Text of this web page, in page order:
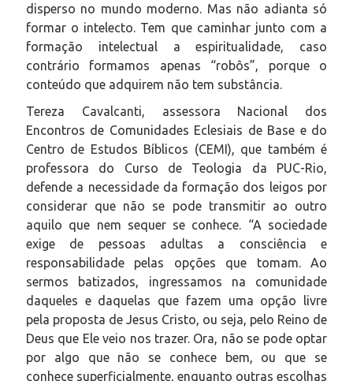
disperso no mundo moderno. Mas não adianta só
formar o intelecto. Tem que caminhar junto com a
formação intelectual a espiritualidade, caso
contrário formamos apenas “robôs”, porque o
conteúdo que adquirem não tem substância.
Tereza Cavalcanti, assessora Nacional dos
Encontros de Comunidades Eclesiais de Base e do
Centro de Estudos Bíblicos (CEMI), que também é
professora do Curso de Teologia da PUC-Rio,
defende a necessidade da formação dos leigos por
considerar que não se pode transmitir ao outro
aquilo que nem sequer se conhece. “A sociedade
exige de pessoas adultas a consciência e
responsabilidade pelas opções que tomam. Ao
sermos batizados, ingressamos na comunidade
daqueles e daquelas que fazem uma opção livre
pela proposta de Jesus Cristo, ou seja, pelo Reino de
Deus que Ele veio nos trazer. Ora, não se pode optar
por algo que não se conhece bem, ou que se
conhece superficialmente, enquanto outras escolhas